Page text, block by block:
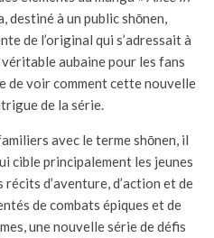
destiné à un public shōnen,
de l’original qui s’adressait à
véritable aubaine pour les fans
de voir comment cette nouvelle
de la série.
avec le terme shōnen, il
cible principalement les jeunes
d’aventure, d’action et de
de combats épiques et de
une nouvelle série de défis